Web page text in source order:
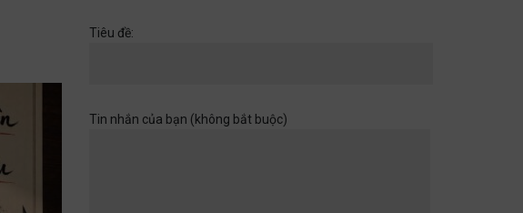
Tiêu đề:
Tin nhắn của bạn (không bắt buộc)